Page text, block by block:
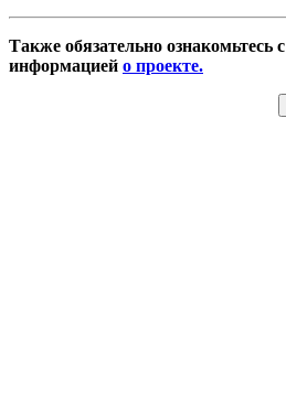
Также обязательно ознакомьтесь с
информацией о проекте.